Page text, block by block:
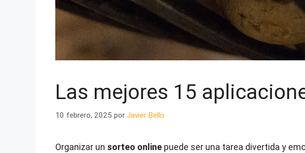
Las mejores 15
10 febrero, 2025 por Javier Bello
Organizar un sorteo online puede ser una tarea divertida y